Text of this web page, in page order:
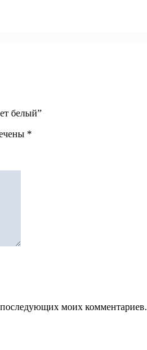
белый”
*
последующих моих комментариев.